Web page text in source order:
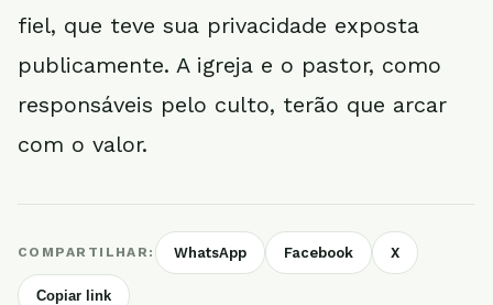
fiel, que teve sua privacidade exposta
publicamente. A igreja e o pastor, como
responsáveis pelo culto, terão que arcar
com o valor.
COMPARTILHAR: WhatsApp Facebook X
Copiar link